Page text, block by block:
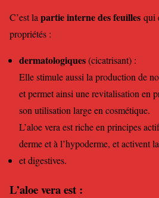
C’est la partie interne des feuilles qui
propriétés :
dermatologiques(cicatrisant) :
Elle stimule aussi la production de
et permet ainsi une revitalisation en
son utilisation large en cosmétique.
L’aloe vera est riche en principes
derme et à l’hypoderme, et activent
et digestives.
L’aloe vera est :